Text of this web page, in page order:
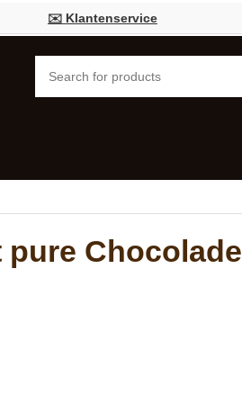
✉️ Klantenservice
pure Chocolade